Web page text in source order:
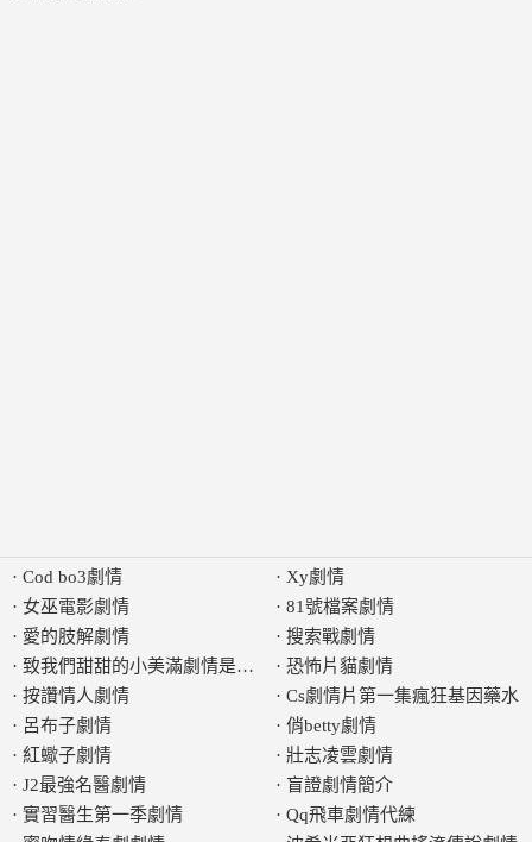
· Cod bo3劇情
· 女巫電影劇情
· 愛的肢解劇情
· 致我們甜甜的小美滿劇情是什麼
· 按讚情人劇情
· 呂布子劇情
· 紅蠍子劇情
· J2最強名醫劇情
· 實習醫生第一季劇情
· Xy劇情
· 81號檔案劇情
· 搜索戰劇情
· 恐怖片貓劇情
· Cs劇情片第一集瘋狂基因藥水
· 俏betty劇情
· 壯志凌雲劇情
· 盲證劇情簡介
· Qq飛車劇情代練